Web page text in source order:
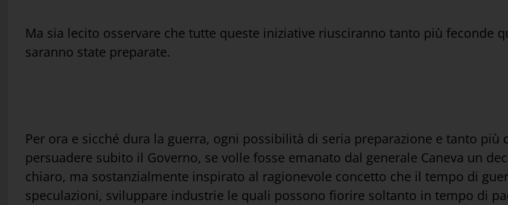
Ma sia lecito osservare che tutte queste iniziative riusciranno tanto più feconde
saranno state preparate.
Per ora e sicché dura la guerra, ogni possibilità di seria preparazione e tanto
persuadere subito il Governo, se volle fosse emanato dal generale Caneva un
chiaro, ma sostanzialmente inspirato al ragionevole concetto che il tempo di
speculazioni, sviluppare industrie le quali possono fiorire soltanto in tempo di